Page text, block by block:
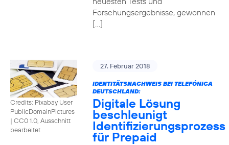
Forschungsergebnisse, gewonnen
[…]
Credits: Pixabay User
PublicDomainPictures
| CC0 1.0, Ausschnitt
bearbeitet
27. Februar 2018
IDENTITÄTSNACHWEIS BEI TELEFÓNICA
DEUTSCHLAND:
Digitale Lösung
beschleunigt
Identifizierungsprozess
für Prepaid